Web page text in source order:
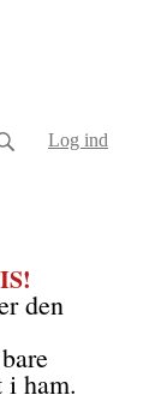
Log ind
den
ham.